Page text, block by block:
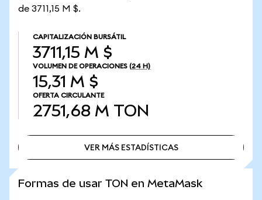
de 3711,15 M $.
CAPITALIZACIÓN BURSÁTIL
3711,15 M $
VOLUMEN DE OPERACIONES (24 H)
15,31 M $
OFERTA CIRCULANTE
2751,68 M TON
VER MÁS ESTADÍSTICAS
Formas de usar TON en MetaMask